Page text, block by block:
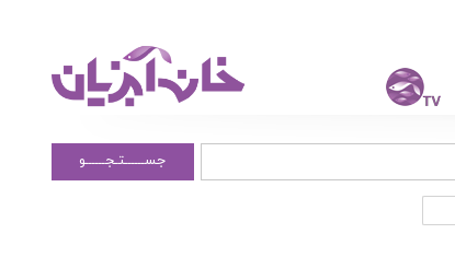
جســــــتـجــــــو